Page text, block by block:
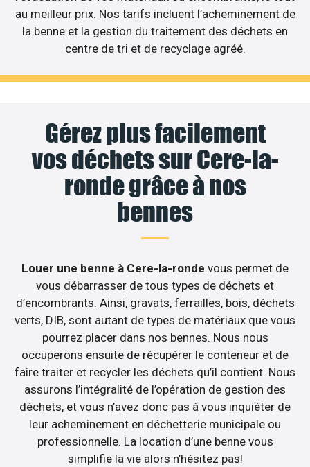
au meilleur prix. Nos tarifs incluent l’acheminement de
la benne et la gestion du traitement des déchets en
centre de tri et de recyclage agréé.
Gérez plus facilement
vos déchets sur Cere-la-
ronde grâce à nos
bennes
Louer une benne à Cere-la-ronde vous permet de
vous débarrasser de tous types de déchets et
d’encombrants. Ainsi, gravats, ferrailles, bois, déchets
verts, DIB, sont autant de types de matériaux que vous
pourrez placer dans nos bennes. Nous nous
occuperons ensuite de récupérer le conteneur et de
faire traiter et recycler les déchets qu’il contient. Nous
assurons l’intégralité de l’opération de gestion des
déchets, et vous n’avez donc pas à vous inquiéter de
leur acheminement en déchetterie municipale ou
professionnelle. La location d’une benne vous
simplifie la vie alors n’hésitez pas!